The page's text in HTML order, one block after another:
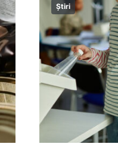
Știri